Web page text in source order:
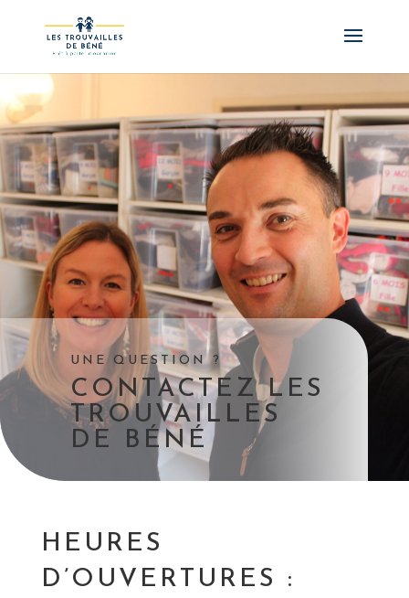
UNE QUESTION ?
CONTACTEZ LES
TROUVAILLES
DE BÉNÉ
HEURES
D’OUVERTURES :